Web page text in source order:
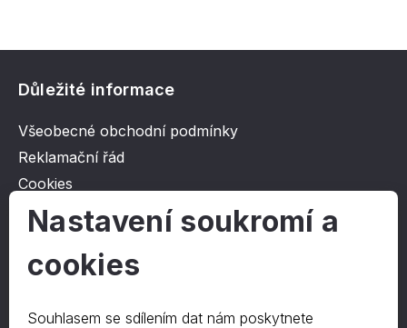
Důležité informace
Všeobecné obchodní podmínky
Reklamační řád
Cookies
Ochrana osobních údajů
O společnosti
Kontakt
Nastavení soukromí a
cookies
Souhlasem se sdílením dat nám poskytnete